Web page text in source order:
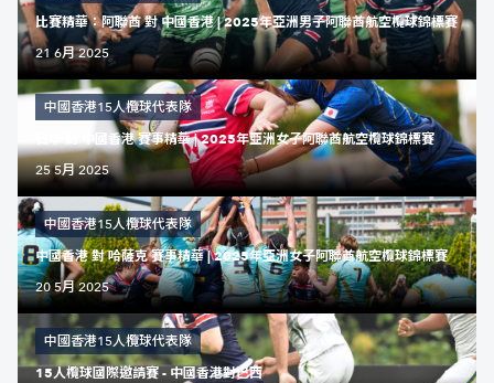
比賽精華：阿聯酋 對 中國香港 | 2025年亞洲男子阿聯酋航空欖球錦標賽
21 6月 2025
中國香港15人欖球代表隊
日本 對 中國香港 賽事精華 | 2025年亞洲女子阿聯酋航空欖球錦標賽
25 5月 2025
中國香港15人欖球代表隊
中國香港 對 哈薩克 賽事精華 | 2025年亞洲女子阿聯酋航空欖球錦標賽
20 5月 2025
中國香港15人欖球代表隊
15人欖球國際邀請賽 - 中國香港對巴西